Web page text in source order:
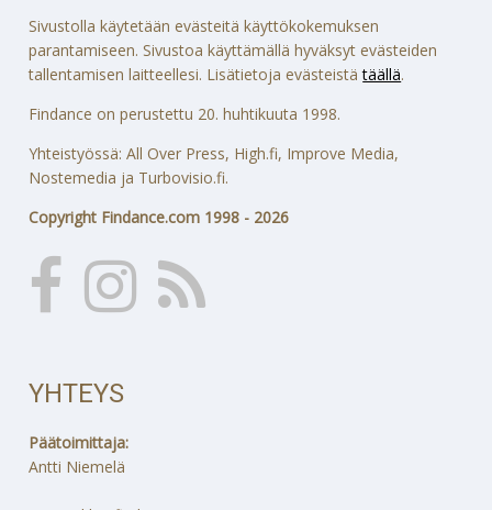
Sivustolla käytetään evästeitä käyttökokemuksen
parantamiseen. Sivustoa käyttämällä hyväksyt evästeiden
tallentamisen laitteellesi. Lisätietoja evästeistätäällä.
Findance on perustettu 20. huhtikuuta 1998.
Yhteistyössä: All Over Press, High.fi, Improve Media,
Nostemedia ja Turbovisio.fi.
Copyright Findance.com 1998 - 2026
YHTEYS
Päätoimittaja:
Antti Niemelä